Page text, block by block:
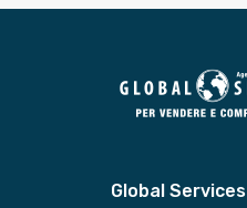
Global Services